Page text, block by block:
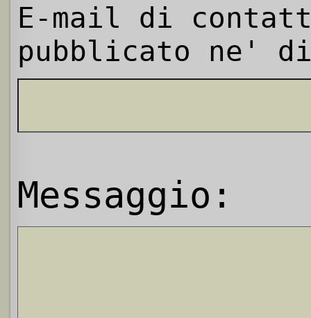
E-mail di
pubblicato ne'
Messaggio: